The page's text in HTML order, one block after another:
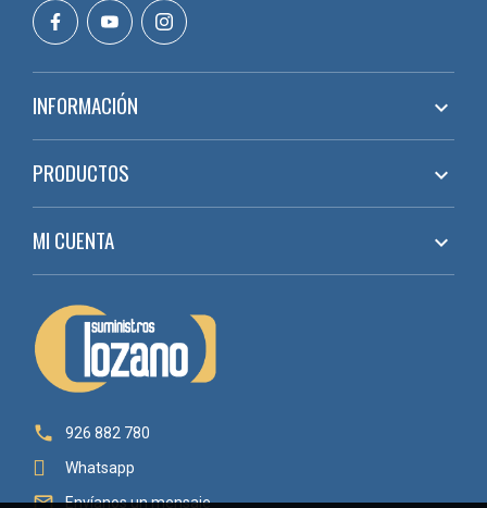
INFORMACIÓN 
PRODUCTOS 
MI CUENTA 

926 882 780
Whatsapp
 Envíanos un mensaje